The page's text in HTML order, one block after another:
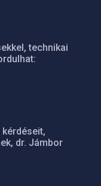
technikai
dr. Jámbor